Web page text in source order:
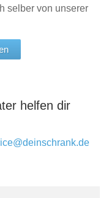
selber von unserer
helfen dir